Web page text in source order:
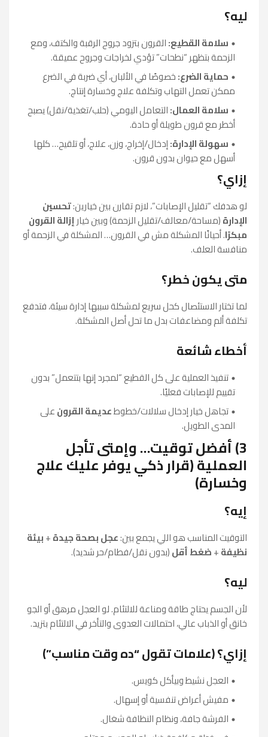
ليه؟
سلامة القطيع:القرون بتزود جروح الرقبة والكتف، ومع
الزحمة بتظهر “نطحات” تؤدي لخراجات وجروح عميقة.
حماية الضرع:خصوصًا في الألبان، أي ضربة في الضرع
ممكن تعمل التهاب وتكلفة علاج وخسارة إنتاج.
سلامة العمال:التعامل اليومي (حلب/تغذية/نقل) يصبح
أخطر مع قرون طويلة أو حادة.
سهولة الإدارة:إدخال/إخراج، وزن، علاج، أو تلقيح… كلها
أسهل مع حيوان بدون قرون.
إزاي؟
لو هدفك “تقليل الإصابات”، لازم تقارن بين خيارين:تحسين
الإدارة(مساحة/معالف/تقليل الزحمة) وبين خيارإزالة القرون
مبكرًا. أحيانًا المشكلة مش في القرون… المشكلة في الزحمة أو
منافسة العلف.
متى يكون خطر؟
لما تختار الاستئصال كحل سريع لمشكلة سببها إدارة سيئة، فتدفع
تكلفة ألم ومضاعفات بدل ما تحل أصل المشكلة.
أخطاء شائعة
تنفيذ العملية على كل القطيع “لمجرد إنها بتتعمل” بدون
تقييم للإصابات فعليًا.
تجاهل خيار إدخال سلالات/خطوطعديمة القرونعلى
المدى الطويل.
3) أفضل توقيت… وإمتى تأجل
العملية (قرار ذكي يوفر عليك علاج
وخسارة)
إيه؟
التوقيت المناسب هو اللي يجمع بين:عجل بصحة جيدة+بيئة
نظيفة+ضغط أقل(بدون نقل/فطام/حر شديد).
ليه؟
لأن الجسم يحتاج طاقة ومناعة للالتئام. لو العجل مرهق أو الجو
خانق أو الذباب عالي، احتمالات العدوى والتأخر في الالتئام بتزيد.
إزاي؟ (علامات تقول “ده وقت مناسب”)
العجل نشيط وبيأكل كويس.
مفيش أعراض تنفسية أو إسهال.
الفرشة جافة، ونظام النظافة شغال.